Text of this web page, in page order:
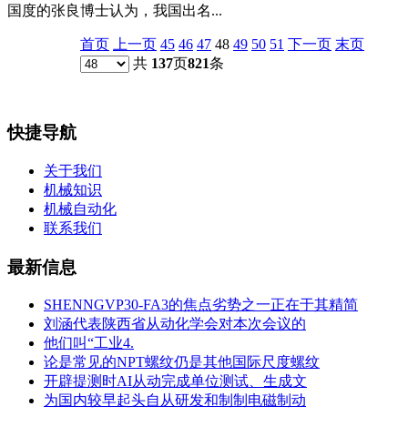
国度的张良博士认为，我国出名...
首页 上一页 45 46 47 48 49 50 51 下一页 末页
共 137页821条
快捷导航
关于我们
机械知识
机械自动化
联系我们
最新信息
SHENNGVP30-FA3的焦点劣势之一正在于其精简
刘涵代表陕西省从动化学会对本次会议的
他们叫“工业4.
论是常见的NPT螺纹仍是其他国际尺度螺纹
开辟提测时AI从动完成单位测试、生成文
为国内较早起头自从研发和制制电磁制动